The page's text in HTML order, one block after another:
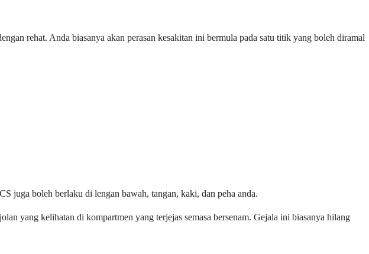
rehat. Anda biasanya akan perasan kesakitan ini bermula pada satu titik yang boleh diramal
juga boleh berlaku di lengan bawah, tangan, kaki, dan peha anda.
yang kelihatan di kompartmen yang terjejas semasa bersenam. Gejala ini biasanya hilang